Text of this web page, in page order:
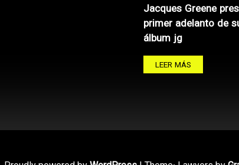
Jacques Greene
primer adelanto de
álbum jg
LEER MÁS